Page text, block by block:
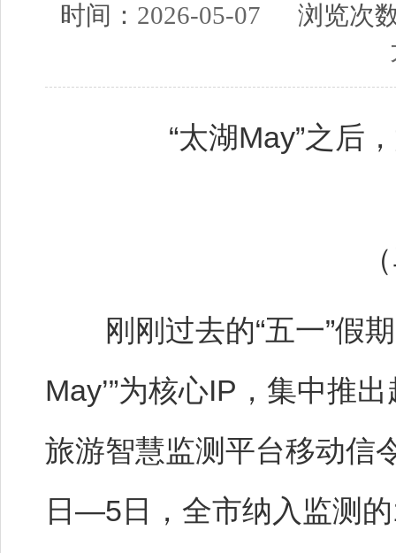
时间： 2026-05-07 浏览次
“太湖May”之后
刚刚过去的“五一”假期
May’”为核心IP，集中推
旅游智慧监测平台移动信
日—5日，全市纳入监测